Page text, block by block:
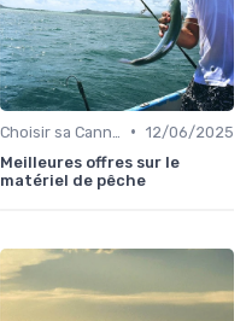
• 12/06/2025
Meilleures offres sur le
matériel de pêche